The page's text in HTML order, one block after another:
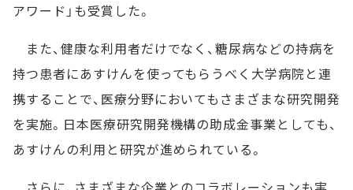
アワード」も受賞した。
また、健康な利用者だけでなく、糖尿病などの持病を
持つ患者にあすけんを使ってもらうべく大学病院と連
携することで、医療分野においてもさまざまな研究開発
を実施。日本医療研究開発機構の助成金事業としても、
あすけんの利用と研究が進められている。